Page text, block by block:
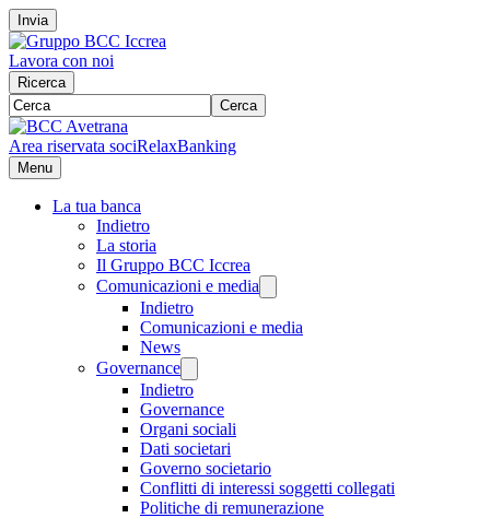
Invia
Lavora con noi
Ricerca
Cerca
Area riservata sociRelaxBanking
Menu
La tua banca
Indietro
La storia
Il Gruppo BCC Iccrea
Comunicazioni e media
Indietro
Comunicazioni e media
News
Governance
Indietro
Governance
Organi sociali
Dati societari
Governo societario
Conflitti di interessi soggetti collegati
Politiche di remunerazione